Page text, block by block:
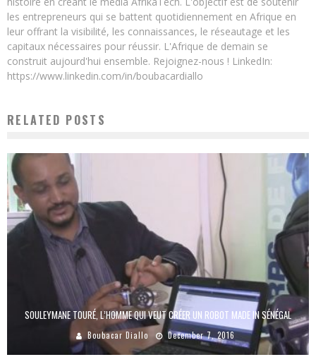
les entrepreneurs qui se battent quotidiennement en Afrique en
leur offrant la visibilité, les connaissances, le réseautage et les
capitaux nécessaires pour réussir. L'Afrique de demain se
construit aujourd'hui ensemble. Rejoignez-nous ! LinkedIn:
https://www.linkedin.com/in/boubacardiallo
RELATED POSTS
SOULEYMANE TOURÉ, L’HOMME QUI VEUT CRÉER UN ROBOT MADE IN SÉNÉGAL
Boubacar Diallo December 7, 2016